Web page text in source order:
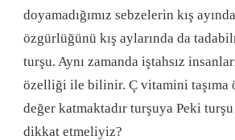
doyamadığımız sebzelerin kış
özgürlüğünü kış aylarında da
turşu. Aynı zamanda iştahsız
özelliği ile bilinir. Ç vitamini taşıma
değer katmaktadır turşuya Peki
dikkat etmeliyiz?